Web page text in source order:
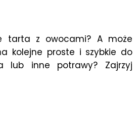
tarta z owocami? A może
kolejne proste i szybkie do
lub inne potrawy? Zajrzyj